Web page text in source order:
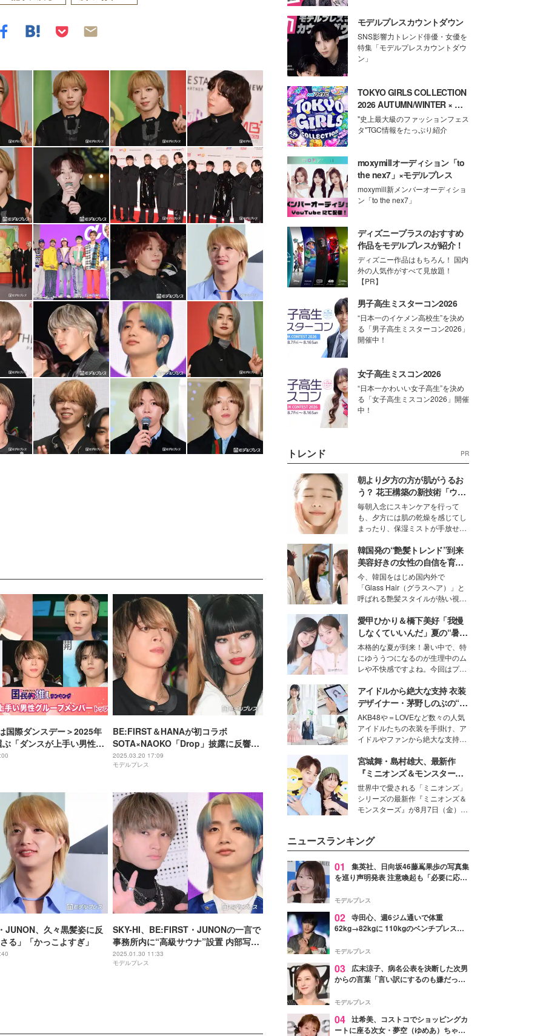
国際ダンスデー＞2025年
「ダンスが上手い男性グ
ー」トップ10発表【モデ
BE:FIRST＆HANAが初コラボ
SOTA×NAOKO「Drop」披露に反響
「熱い」「2人ともうますぎる」
2025.03.20 17:09
モデルプレス
JUNON、久々黒髪姿に反
る」「かっこよすぎ」
SKY-HI、BE:FIRST・JUNONの一言で
事務所内に“高級サウナ”設置 内部写真
公開
2025.01.30 11:33
モデルプレス
モデルプレスカウントダウン
SNS影響力トレンド俳優・女優を
特集「モデルプレスカウントダウ
ン」
TOKYO GIRLS COLLECTION
2026 AUTUMN/WINTER × モ
デルプレス
"史上最大級のファッションフェス
タ"TGC情報をたっぷり紹介
moxymillオーディション「to
the nex7」×モデルプレス
moxymill新メンバーオーディショ
ン「to the nex7」
ディズニープラスのおすすめ
作品をモデルプレスが紹介！
ディズニー作品はもちろん！ 国内
外の人気作がすべて見放題！
【PR】
男子高生ミスターコン2026
“日本一のイケメン高校生”を決め
る「男子高生ミスターコン2026」
開催中！
女子高生ミスコン2026
“日本一かわいい女子高生”を決め
る「女子高生ミスコン2026」開催
中！
トレンド PR
朝より夕方の方が肌がうるお
う？ 花王構築の新技術「ウォ
ーターキャプチャリングスキ
ン（捕水肌）」がスキンケア
の常識を変える予感
毎朝入念にスキンケアを行って
も、夕方には肌の乾燥を感じてし
まったり、保湿ミストが手放せな
な美容の常識を大きく変える可能
性を秘めた、革新的な「Water
Capturing Skin（ウォーターキャ
プチャリングスキン：捕水肌）」
技術を、花王が構築した。
韓国発の“艶髪トレンド”到来
美容好きの女性の自信を育む
「ヘアケア事情」って？
今、韓国をはじめ国内外で
「Glass Hair（グラスヘア）」と
呼ばれる艶髪スタイルが熱い視線
ションの完成度を高めるベースと
して、“髪そのものの美しさ”に改
めて注目する人が増えている様
子。今回は、そんな憧れの艶やか
な髪を日常で叶える、美容好きの
女性たちのヘアケア事情を紹介し
ます。
愛甲ひかり＆橋下美好「我慢
しなくていいんだ」夏の“暑さ
対策”の新しい選択肢とは？
本格的な夏が到来！暑い中で、特
にゆううつになるのが生理中のム
レや不快感ですよね。今回はプラ
モデル・愛甲ひかりさんと橋下美
好さんを迎えて本音で女子会トー
ク。猛暑のお出かけを快適に過ご
すヒントや、2人が感動した夏の
生理の新常識にも迫りました。
アイドルから絶大な支持 衣装
デザイナー・茅野しのぶの“可
愛い”を作る美学＜「シチズン
クロスシー」インタビュー＞
AKB48や＝LOVEなど数々の人気
アイドルたちの衣装を手掛け、ア
イドルやファンから絶大な支持を
取締役兼クリエイティブディレク
ター・茅野しのぶ。一人ひとりの
個性に寄り添い、魅力を引き出す
衣装作りは、多くの女性たちに勇
気と自信を与え続けている。
宮城舞・島村雄大、最新作
『ミニオンズ＆モンスター
ズ』の魅力熱弁 ハチャメチャ
だけじゃない“友情と絆”に感
動
世界中で愛される「ミニオンズ」
シリーズの最新作『ミニオンズ＆
モンスターズ』が8月7日（金）に
デルの宮城舞と島村雄大の特別対
談をお届け！それぞれの視点か
ら、今作ならではの魅力や予想外
の感動をもたらす奥深いストーリ
た。
ニュースランキング
01
集英社、日向坂46藤嶌果歩の写真集
を巡り声明発表 注意喚起も「必要に応じ
モデルプレス
02 寺田心、週6ジム通いで体重
62kg→82kgに 110kgのベンチプレス持
「かっこいい」と反響
モデルプレス
03
広末涼子、病名公表を決断した次男
からの言葉「言い訳にするのも嫌だっ
モデルプレス
04 辻希美、コストコでショッピングカ
ートに座る次女・夢空（ゆめあ）ちゃん